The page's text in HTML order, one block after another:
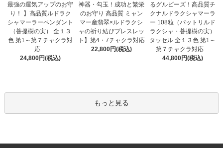
最強の運気アップのお守
り！ 】高品質ルドラク
シャマーラーペンダント
（菩提樹の実） 全１３
色 第1～第７チャクラ対
応
24,800円(税込)
神器・勾玉！成功と繁栄
のお守り 高品質 ミャン
マー産翡翠×ルドラクシ
ャの祈り結びブレスレッ
ト】第4・7チャクラ対応
22,800円(税込)
るグルビーズ！高品質チ
クナルドラクシャマーラ
ー 108粒（パットリルド
ラクシャ・菩提樹の実）
タッセル 全１３色 第1～
第７チャクラ対応
44,800円(税込)
もっと見る